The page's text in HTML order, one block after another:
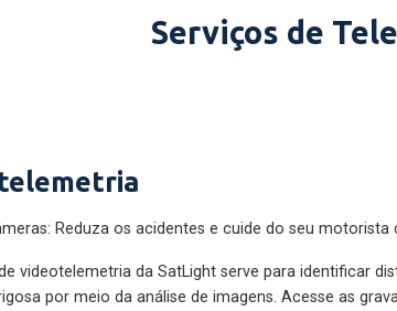
Serviços de
Reduza os acidentes e cuide do seu
videotelemetria da SatLight serve para identificar
por meio da análise de imagens. Acesse as